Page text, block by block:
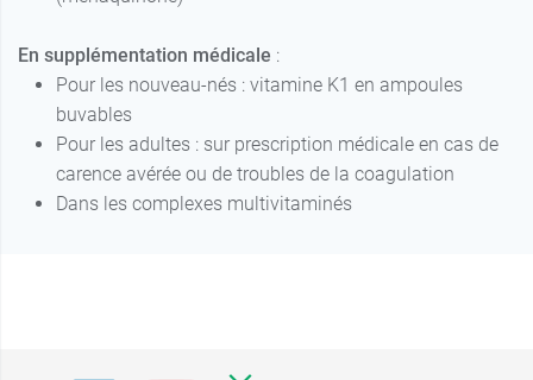
En supplémentation médicale :
Pour les nouveau-nés : vitamine K1 en ampoules
buvables
Pour les adultes : sur prescription médicale en cas de
carence avérée ou de troubles de la coagulation
Dans les complexes multivitaminés